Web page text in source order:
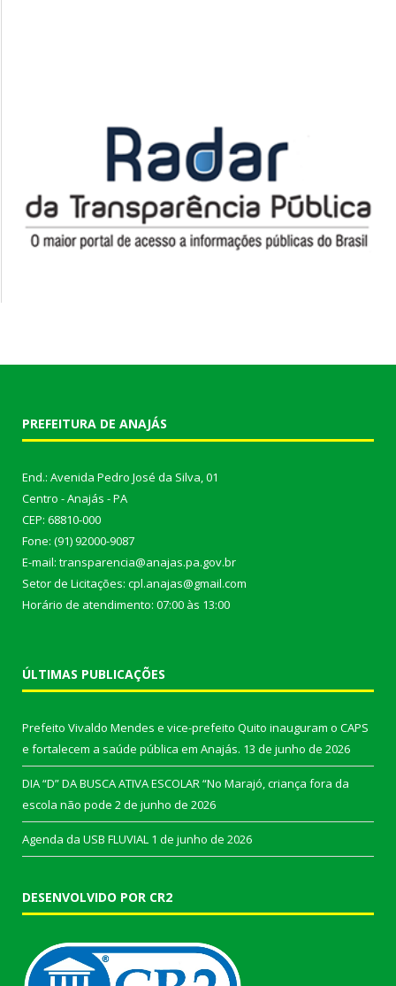
PREFEITURA DE ANAJÁS
End.: Avenida Pedro José da Silva, 01
Centro - Anajás - PA
CEP: 68810-000
Fone: (91) 92000-9087
E-mail: transparencia@anajas.pa.gov.br
Setor de Licitações: cpl.anajas@gmail.com
Horário de atendimento: 07:00 às 13:00
ÚLTIMAS PUBLICAÇÕES
Prefeito Vivaldo Mendes e vice-prefeito Quito inauguram o CAPS
e fortalecem a saúde pública em Anajás. 13 de junho de 2026
DIA “D” DA BUSCA ATIVA ESCOLAR “No Marajó, criança fora da
escola não pode 2 de junho de 2026
Agenda da USB FLUVIAL 1 de junho de 2026
DESENVOLVIDO POR CR2